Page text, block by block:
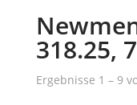
318.25,
Ergebnisse 1 – 9